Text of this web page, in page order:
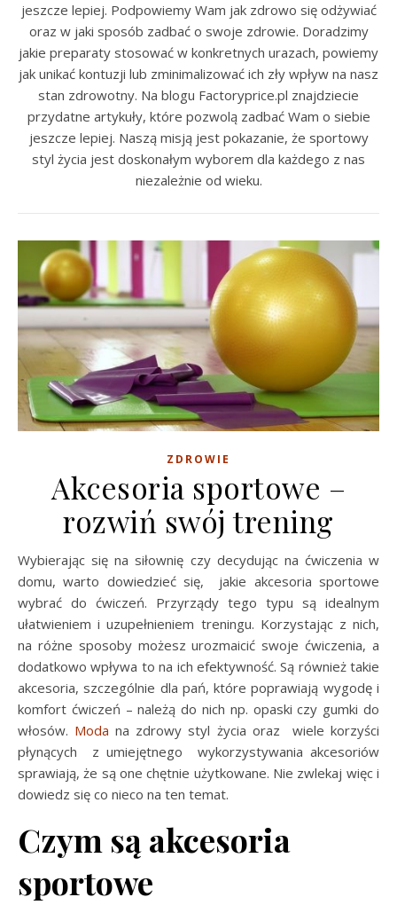
jeszcze lepiej. Podpowiemy Wam jak zdrowo się odżywiać
oraz w jaki sposób zadbać o swoje zdrowie. Doradzimy
jakie preparaty stosować w konkretnych urazach, powiemy
jak unikać kontuzji lub zminimalizować ich zły wpływ na nasz
stan zdrowotny. Na blogu Factoryprice.pl znajdziecie
przydatne artykuły, które pozwolą zadbać Wam o siebie
jeszcze lepiej. Naszą misją jest pokazanie, że sportowy
styl życia jest doskonałym wyborem dla każdego z nas
niezależnie od wieku.
ZDROWIE
Akcesoria sportowe –
rozwiń swój trening
Wybierając się na siłownię czy decydując na ćwiczenia w
domu, warto dowiedzieć się, jakie akcesoria sportowe
wybrać do ćwiczeń. Przyrządy tego typu są idealnym
ułatwieniem i uzupełnieniem treningu. Korzystając z nich,
na różne sposoby możesz urozmaicić swoje ćwiczenia, a
dodatkowo wpływa to na ich efektywność. Są również takie
akcesoria, szczególnie dla pań, które poprawiają wygodę i
komfort ćwiczeń – należą do nich np. opaski czy gumki do
włosów. Moda na zdrowy styl życia oraz wiele korzyści
płynących z umiejętnego wykorzystywania akcesoriów
sprawiają, że są one chętnie użytkowane. Nie zwlekaj więc i
dowiedz się co nieco na ten temat.
Czym są akcesoria
sportowe